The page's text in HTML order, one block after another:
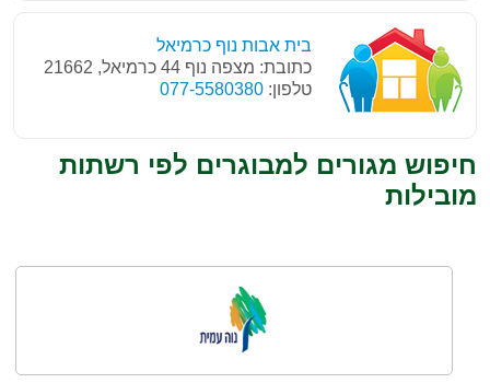
בית אבות נוף כרמיאל
כתובת: מצפה נוף 44 כרמיאל, 21662
טלפון: 077-5580380
חיפוש מגורים למבוגרים לפי רשתות
מובילות